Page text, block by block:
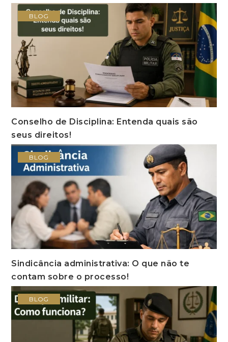
BLOG
Conselho de Disciplina: Entenda quais são
seus direitos!
BLOG
Sindicância administrativa: O que não te
contam sobre o processo!
BLOG